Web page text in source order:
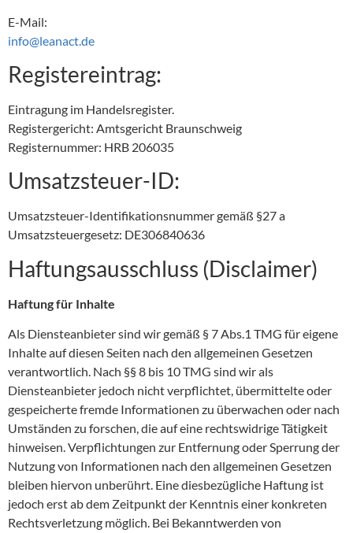
E-Mail:
info@leanact.de
Registereintrag:
Eintragung im Handelsregister.
Registergericht: Amtsgericht Braunschweig
Registernummer: HRB 206035
Umsatzsteuer-ID:
Umsatzsteuer-Identifikationsnummer gemäß §27 a
Umsatzsteuergesetz: DE306840636
Haftungsausschluss (Disclaimer)
Haftung für Inhalte
Als Diensteanbieter sind wir gemäß § 7 Abs.1 TMG für eigene
Inhalte auf diesen Seiten nach den allgemeinen Gesetzen
verantwortlich. Nach §§ 8 bis 10 TMG sind wir als
Diensteanbieter jedoch nicht verpflichtet, übermittelte oder
gespeicherte fremde Informationen zu überwachen oder nach
Umständen zu forschen, die auf eine rechtswidrige Tätigkeit
hinweisen. Verpflichtungen zur Entfernung oder Sperrung der
Nutzung von Informationen nach den allgemeinen Gesetzen
bleiben hiervon unberührt. Eine diesbezügliche Haftung ist
jedoch erst ab dem Zeitpunkt der Kenntnis einer konkreten
Rechtsverletzung möglich. Bei Bekanntwerden von